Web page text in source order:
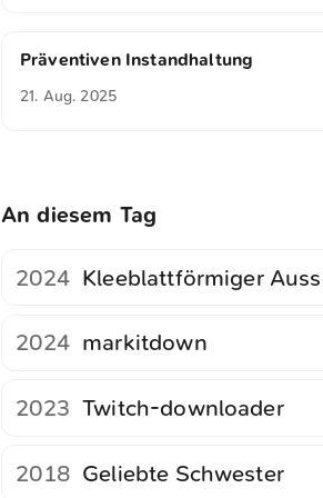
Präventiven Instandhaltung
21. Aug. 2025
An diesem Tag
2024 Kleeblattförmiger
2024 markitdown
2023 Twitch-downloader
2018 Geliebte Schwester